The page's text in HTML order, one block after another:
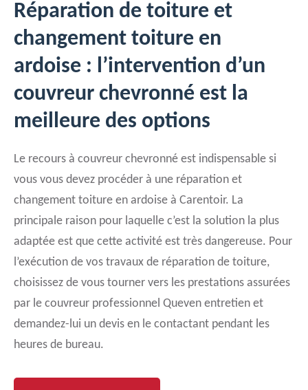
Réparation de toiture et
changement toiture en
ardoise : l’intervention d’un
couvreur chevronné est la
meilleure des options
Le recours à couvreur chevronné est indispensable si
vous vous devez procéder à une réparation et
changement toiture en ardoise à Carentoir. La
principale raison pour laquelle c’est la solution la plus
adaptée est que cette activité est très dangereuse. Pour
l’exécution de vos travaux de réparation de toiture,
choisissez de vous tourner vers les prestations assurées
par le couvreur professionnel Queven entretien et
demandez-lui un devis en le contactant pendant les
heures de bureau.